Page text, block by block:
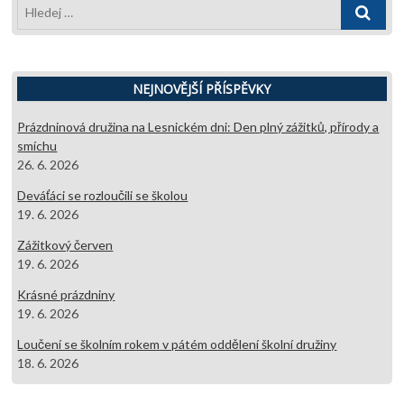
NEJNOVĚJŠÍ PŘÍSPĚVKY
Prázdninová družina na Lesnickém dni: Den plný zážitků, přírody a
smíchu
26. 6. 2026
Deváťáci se rozloučili se školou
19. 6. 2026
Zážitkový červen
19. 6. 2026
Krásné prázdniny
19. 6. 2026
Loučení se školním rokem v pátém oddělení školní družiny
18. 6. 2026